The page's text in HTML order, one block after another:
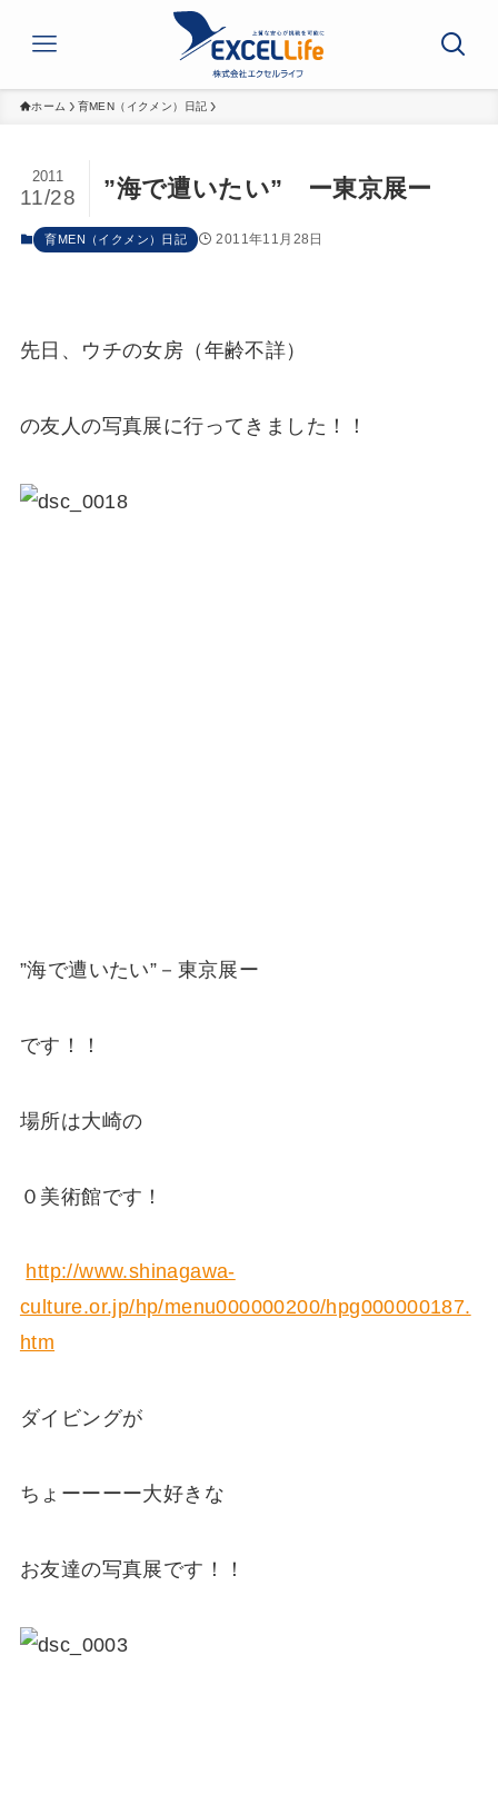
ホーム 育MEN（イクメン）日記
”海で遭いたい” ー東京展ー
2011
11/28
育MEN（イクメン）日記 2011年11月28日
先日、ウチの女房（年齢不詳）
の友人の写真展に行ってきました！！
”海で遭いたい”－東京展ー
です！！
場所は大崎の
０美術館です！
http://www.shinagawa-
culture.or.jp/hp/menu000000200/hpg000000187.
htm
ダイビングが
ちょーーーー大好きな
お友達の写真展です！！